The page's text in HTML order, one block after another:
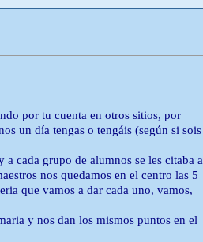
por tu cuenta en otros sitios, por
un día tengas o tengáis (según si sois
cada grupo de alumnos se les citaba a
nos quedamos en el centro las 5
que vamos a dar cada uno, vamos,
y nos dan los mismos puntos en el